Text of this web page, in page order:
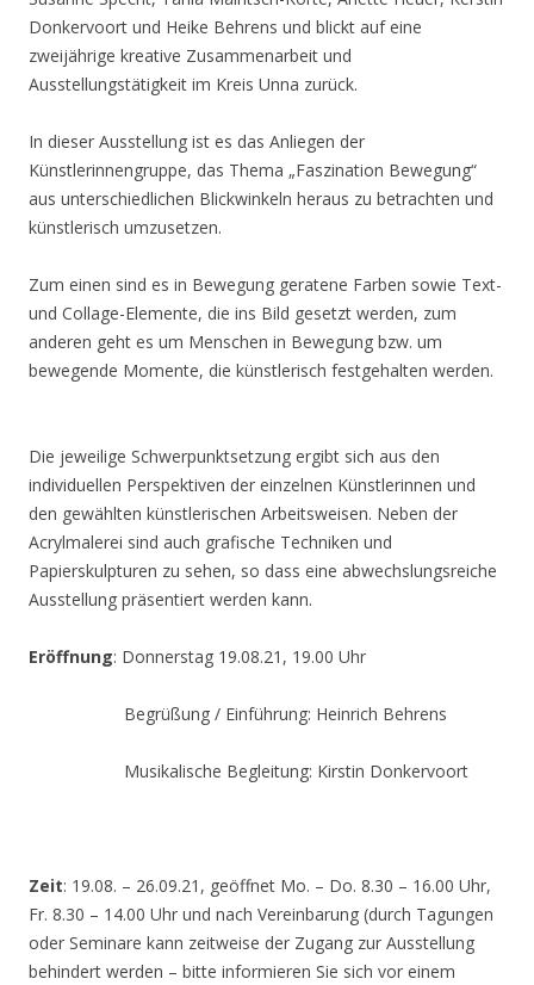
Donkervoort und Heike Behrens und blickt auf eine
zweijährige kreative Zusammenarbeit und
Ausstellungstätigkeit im Kreis Unna zurück.
In dieser Ausstellung ist es das Anliegen der
Künstlerinnengruppe, das Thema „Faszination Bewegung“
aus unterschiedlichen Blickwinkeln heraus zu betrachten und
künstlerisch umzusetzen.
Zum einen sind es in Bewegung geratene Farben sowie Text-
und Collage-Elemente, die ins Bild gesetzt werden, zum
anderen geht es um Menschen in Bewegung bzw. um
bewegende Momente, die künstlerisch festgehalten werden.
Die jeweilige Schwerpunktsetzung ergibt sich aus den
individuellen Perspektiven der einzelnen Künstlerinnen und
den gewählten künstlerischen Arbeitsweisen. Neben der
Acrylmalerei sind auch grafische Techniken und
Papierskulpturen zu sehen, so dass eine abwechslungsreiche
Ausstellung präsentiert werden kann.
Eröffnung: Donnerstag 19.08.21, 19.00 Uhr
Begrüßung / Einführung: Heinrich Behrens
Musikalische Begleitung: Kirstin Donkervoort
Zeit: 19.08. – 26.09.21, geöffnet Mo. – Do. 8.30 – 16.00 Uhr,
Fr. 8.30 – 14.00 Uhr und nach Vereinbarung (durch Tagungen
oder Seminare kann zeitweise der Zugang zur Ausstellung
behindert werden – bitte informieren Sie sich vor einem